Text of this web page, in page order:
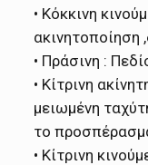
• Κόκκινη
ακινητοποίηση
• Πράσινη :
• Κίτρινη
μειωμένη
το
• Κίτρινη